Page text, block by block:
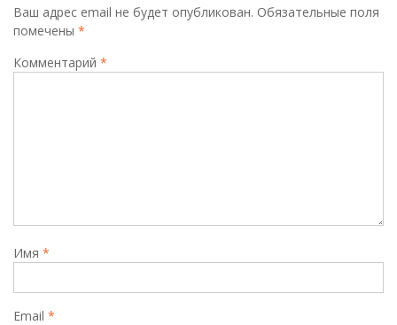
Ваш адрес email не будет опубликован. Обязательные поля
помечены *
Комментарий *
Имя *
Email *